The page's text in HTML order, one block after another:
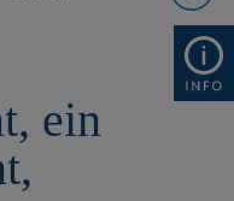
ein